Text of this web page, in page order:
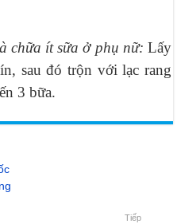
chữa ít sữa ở phụ nữ: Lấy
sau đó trộn với lạc rang
3 bữa.
Tiếp